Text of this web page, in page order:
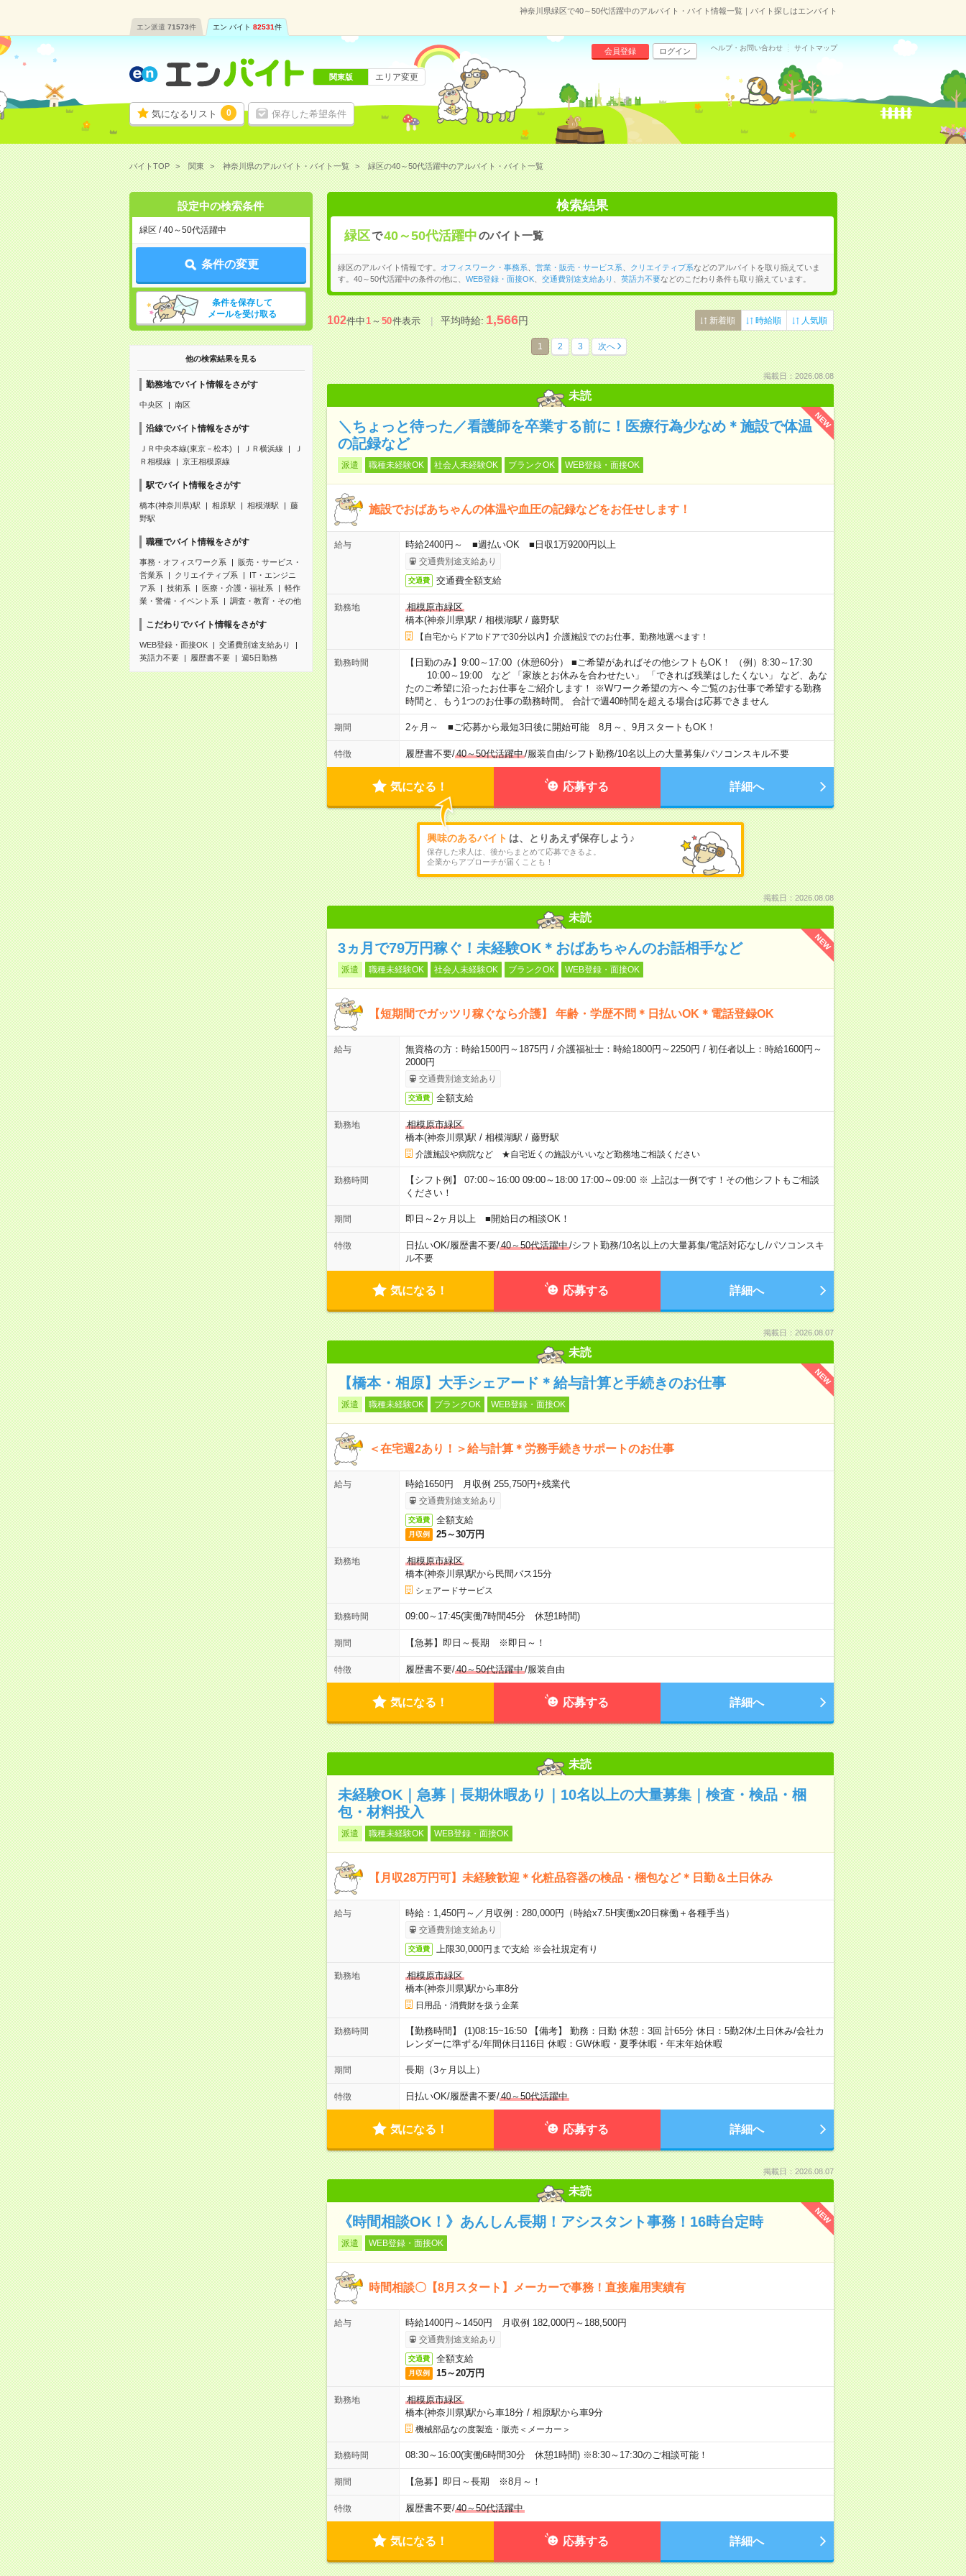
神奈川県緑区で40～50代活躍中のアルバイト・バイト情報一覧｜バイト探しはエンバイト
エン派遣 71573件 エン バイト 82531件
気になるリスト 0 保存した希望条件
会員登録 ログイン ヘルプ・お問い合わせ サイトマップ
関東版 エリア変更
バイトTOP 関東 神奈川県のアルバイト・バイト一覧 緑区の40～50代活躍中のアルバイト・バイト一覧
設定中の検索条件
緑区 / 40～50代活躍中
条件の変更
条件を保存して
メールを受け取る
他の検索結果を見る
勤務地でバイト情報をさがす
中央区 南区
沿線でバイト情報をさがす
ＪＲ中央本線(東京－松本) ＪＲ横浜線
Ｊ
Ｒ相模線
京王相模原線
駅でバイト情報をさがす
橋本(神奈川県)駅 相原駅 相模湖駅
藤
野駅
職種でバイト情報をさがす
事務・オフィスワーク系
販売・サービス・
営業系
クリエイティブ系
IT・エンジニ
ア系
技術系 医療・介護・福祉系
軽作
業・警備・イベント系
調査・教育・その他
こだわりでバイト情報をさがす
WEB登録・面接OK
交通費別途支給あり
英語力不要
履歴書不要 週5日勤務
検索結果
緑区で40～50代活躍中のバイト一覧
緑区のアルバイト情報です。 オフィスワーク・事務系 営業・販売・サービス系 クリエイティブ系などのアルバイトを取り揃えていま
す。40～50代活躍中の条件の他に、 WEB登録・面接OK、 交通費別途支給あり 英語力不要などのこだわり条件も取り揃えています。
102件中1～50件表示 平均時給:1,566円 新着順 時給順 人気順
1 2 3 次へ
掲載日：2026.08.08
未読
NEW
＼ちょっと待った／看護師を卒業する前に！医療行為少なめ＊施設で体温
の記録など
派遣 職種未経験OK 社会人未経験OK ブランクOK WEB登録・面接OK
施設でおばあちゃんの体温や血圧の記録などをお任せします！
給与 時給2400円～ ■週払いOK ■日収1万9200円以上
交通費別途支給あり
交通費 交通費全額支給
勤務地
相模原市緑区
橋本(神奈川県)駅 / 相模湖駅 / 藤野駅
【自宅からドアtoドアで30分以内】介護施設でのお仕事。勤務地選べます！
勤務時間
【日勤のみ】9:00～17:00（休憩60分） ■ご希望があればその他シフトもOK！ （例）8:30～17:30
10:00～19:00 など 「家族とお休みを合わせたい」 「できれば残業はしたくない」 など、あな
たのご希望に沿ったお仕事をご紹介します！ ※Wワーク希望の方へ 今ご覧のお仕事で希望する勤務
時間と、もう1つのお仕事の勤務時間。 合計で週40時間を超える場合は応募できません
期間 2ヶ月～ ■ご応募から最短3日後に開始可能 8月～、9月スタートもOK！
特徴 履歴書不要/40～50代活躍中/服装自由/シフト勤務/10名以上の大量募集/パソコンスキル不要
気になる！ 応募する 詳細へ
興味のあるバイト は、とりあえず保存しよう♪
保存した求人は、後からまとめて応募できるよ。
企業からアプローチが届くことも！
掲載日：2026.08.08
未読
NEW
3ヵ月で79万円稼ぐ！未経験OK＊おばあちゃんのお話相手など
派遣 職種未経験OK 社会人未経験OK ブランクOK WEB登録・面接OK
【短期間でガッツリ稼ぐなら介護】 年齢・学歴不問＊日払いOK＊電話登録OK
給与
無資格の方：時給1500円～1875円 / 介護福祉士：時給1800円～2250円 / 初任者以上：時給1600円～
2000円
交通費別途支給あり
交通費 全額支給
勤務地
相模原市緑区
橋本(神奈川県)駅 / 相模湖駅 / 藤野駅
介護施設や病院など ★自宅近くの施設がいいなど勤務地ご相談ください
勤務時間
【シフト例】 07:00～16:00 09:00～18:00 17:00～09:00 ※ 上記は一例です！その他シフトもご相談
ください！
期間 即日～2ヶ月以上 ■開始日の相談OK！
特徴 日払いOK/履歴書不要/40～50代活躍中/シフト勤務/10名以上の大量募集/電話対応なし/パソコンスキ
ル不要
気になる！ 応募する 詳細へ
掲載日：2026.08.07
未読
NEW
【橋本・相原】大手シェアード＊給与計算と手続きのお仕事
派遣 職種未経験OK ブランクOK WEB登録・面接OK
＜在宅週2あり！＞給与計算＊労務手続きサポートのお仕事
給与 時給1650円 月収例 255,750円+残業代
交通費別途支給あり
交通費 全額支給
月収例 25～30万円
勤務地
相模原市緑区
橋本(神奈川県)駅から民間バス15分
シェアードサービス
勤務時間 09:00～17:45(実働7時間45分 休憩1時間)
期間 【急募】即日～長期 ※即日～！
特徴 履歴書不要/40～50代活躍中/服装自由
気になる！ 応募する 詳細へ
未読
未経験OK｜急募｜長期休暇あり｜10名以上の大量募集｜検査・検品・梱
包・材料投入
派遣 職種未経験OK WEB登録・面接OK
【月収28万円可】未経験歓迎＊化粧品容器の検品・梱包など＊日勤＆土日休み
給与 時給：1,450円～／月収例：280,000円（時給x7.5H実働x20日稼働＋各種手当）
交通費別途支給あり
交通費 上限30,000円まで支給 ※会社規定有り
勤務地
相模原市緑区
橋本(神奈川県)駅から車8分
日用品・消費財を扱う企業
勤務時間
【勤務時間】 (1)08:15~16:50 【備考】 勤務：日勤 休憩：3回 計65分 休日：5勤2休/土日休み/会社カ
レンダーに準ずる/年間休日116日 休暇：GW休暇・夏季休暇・年末年始休暇
期間 長期（3ヶ月以上）
特徴 日払いOK/履歴書不要/40～50代活躍中
気になる！ 応募する 詳細へ
掲載日：2026.08.07
未読
NEW
《時間相談OK！》あんしん長期！アシスタント事務！16時台定時
派遣 WEB登録・面接OK
時間相談〇【8月スタート】メーカーで事務！直接雇用実績有
給与 時給1400円～1450円 月収例 182,000円～188,500円
交通費別途支給あり
交通費 全額支給
月収例 15～20万円
勤務地
相模原市緑区
橋本(神奈川県)駅から車18分/ 相原駅から車9分
機械部品なの度製造・販売＜メーカー＞
勤務時間 08:30～16:00(実働6時間30分 休憩1時間) ※8:30～17:30のご相談可能！
期間 【急募】即日～長期 ※8月～！
特徴 履歴書不要/40～50代活躍中
気になる！ 応募する 詳細へ